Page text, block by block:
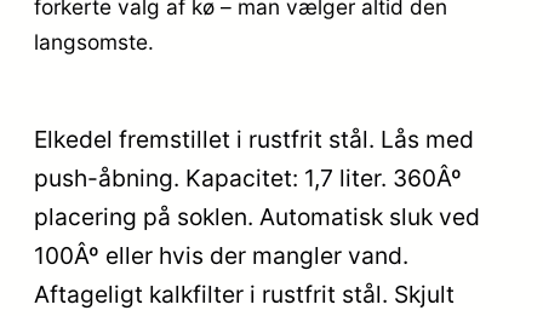
forkerte valg af kø – man vælger altid den
langsomste.
Elkedel fremstillet i rustfrit stål. Lås med
push-åbning. Kapacitet: 1,7 liter. 360Âº
placering på soklen. Automatisk sluk ved
100Âº eller hvis der mangler vand.
Aftageligt kalkfilter i rustfrit stål. Skjult